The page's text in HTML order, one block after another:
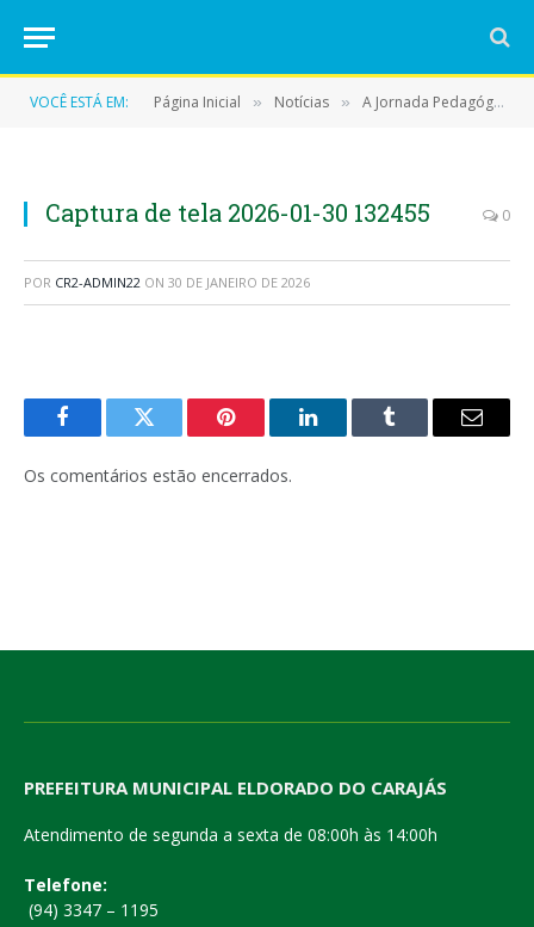
VOCÊ ESTÁ EM: Página Inicial » Notícias » A Jornada Pedagógica 2026 reforça o compromisso com a qualidade da educação municipal
Captura de tela 2026-01-30 132455 0
POR CR2-ADMIN22 ON 30 DE JANEIRO DE 2026
FacebookTwitter Pinterest LinkedInTumblr
E-
Os comentários estão encerrados.
PREFEITURA MUNICIPAL ELDORADO DO CARAJÁS
Atendimento de segunda a sexta de 08:00h às 14:00h
Telefone:
(94) 3347 – 1195